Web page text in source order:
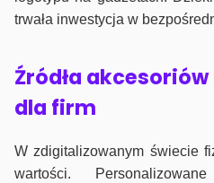
trwała inwestycja w
Źródła
dla firm
W zdigitalizowanym świecie
wartości.